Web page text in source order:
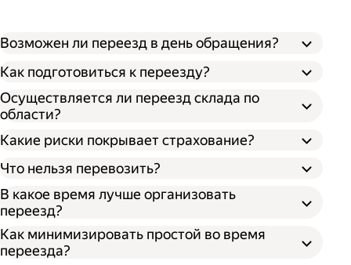
Возможен ли переезд в день обращения?
Как подготовиться к переезду?
Осуществляется ли переезд склада по
области?
Какие риски покрывает страхование?
Что нельзя перевозить?
В какое время лучше организовать
переезд?
Как минимизировать простой во время
переезда?